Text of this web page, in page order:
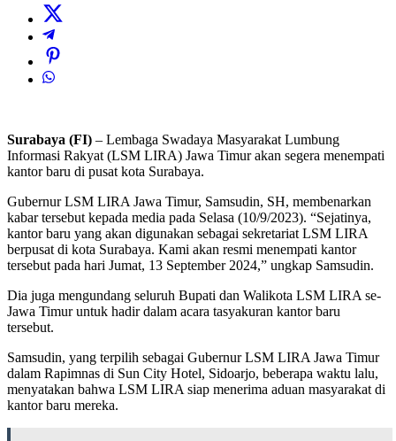
Surabaya (FI) – Lembaga Swadaya Masyarakat Lumbung
Informasi Rakyat (LSM LIRA) Jawa Timur akan segera menempati
kantor baru di pusat kota Surabaya.
Gubernur LSM LIRA Jawa Timur, Samsudin, SH, membenarkan
kabar tersebut kepada media pada Selasa (10/9/2023). “Sejatinya,
kantor baru yang akan digunakan sebagai sekretariat LSM LIRA
berpusat di kota Surabaya. Kami akan resmi menempati kantor
tersebut pada hari Jumat, 13 September 2024,” ungkap Samsudin.
Dia juga mengundang seluruh Bupati dan Walikota LSM LIRA se-
Jawa Timur untuk hadir dalam acara tasyakuran kantor baru
tersebut.
Samsudin, yang terpilih sebagai Gubernur LSM LIRA Jawa Timur
dalam Rapimnas di Sun City Hotel, Sidoarjo, beberapa waktu lalu,
menyatakan bahwa LSM LIRA siap menerima aduan masyarakat di
kantor baru mereka.